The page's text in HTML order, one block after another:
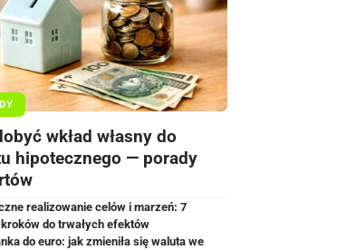
wkład własny do
hipotecznego — porady
realizowanie celów i marzeń: 7
do trwałych efektów
do euro: jak zmieniła się waluta we